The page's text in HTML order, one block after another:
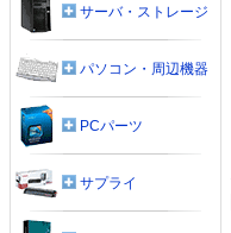
サーバ・ストレージ
パソコン・周辺機器
PCパーツ
サプライ